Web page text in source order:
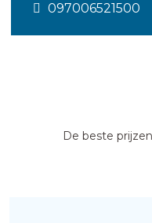
097006521500
De beste